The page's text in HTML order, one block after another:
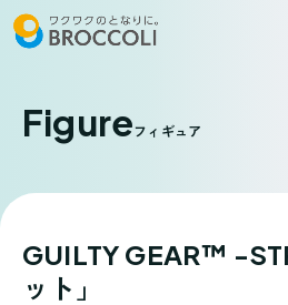
Figureフィギュア
GUILTY GEAR™ -
ット」